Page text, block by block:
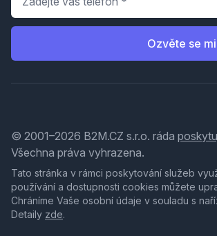
Ozvěte se mi
© 2001–2026 B2M.CZ s.r.o. ráda
Všechna práva vyhrazena.
Tato stránka v rámci poskytování služeb
používání a dostupnosti cookies můžete
Chráníme Vaše osobní údaje v souladu s
Detaily zde.